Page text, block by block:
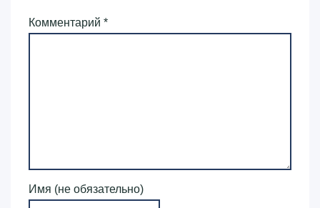
Комментарий *
Имя (не обязательно)